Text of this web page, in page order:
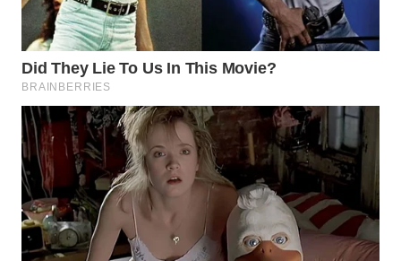
WAHANANEWS
ID
CO ID
WAHANANEWS
NET
WAHANA
SPORT